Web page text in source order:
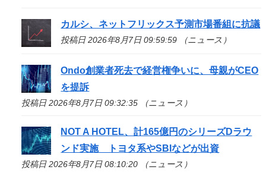
カルシ、ネットフリックス予測市場番組に抗議
投稿日 2026年8月7日 09:59:59 （ニュース）
Ondo創業者死去で経営権争いに、母親がCEO
を提訴
投稿日 2026年8月7日 09:32:35 （ニュース）
NOT A HOTEL、計165億円のシリーズDラウ
ンド実施 トヨタ系やSBIなどが出資
投稿日 2026年8月7日 08:10:20 （ニュース）